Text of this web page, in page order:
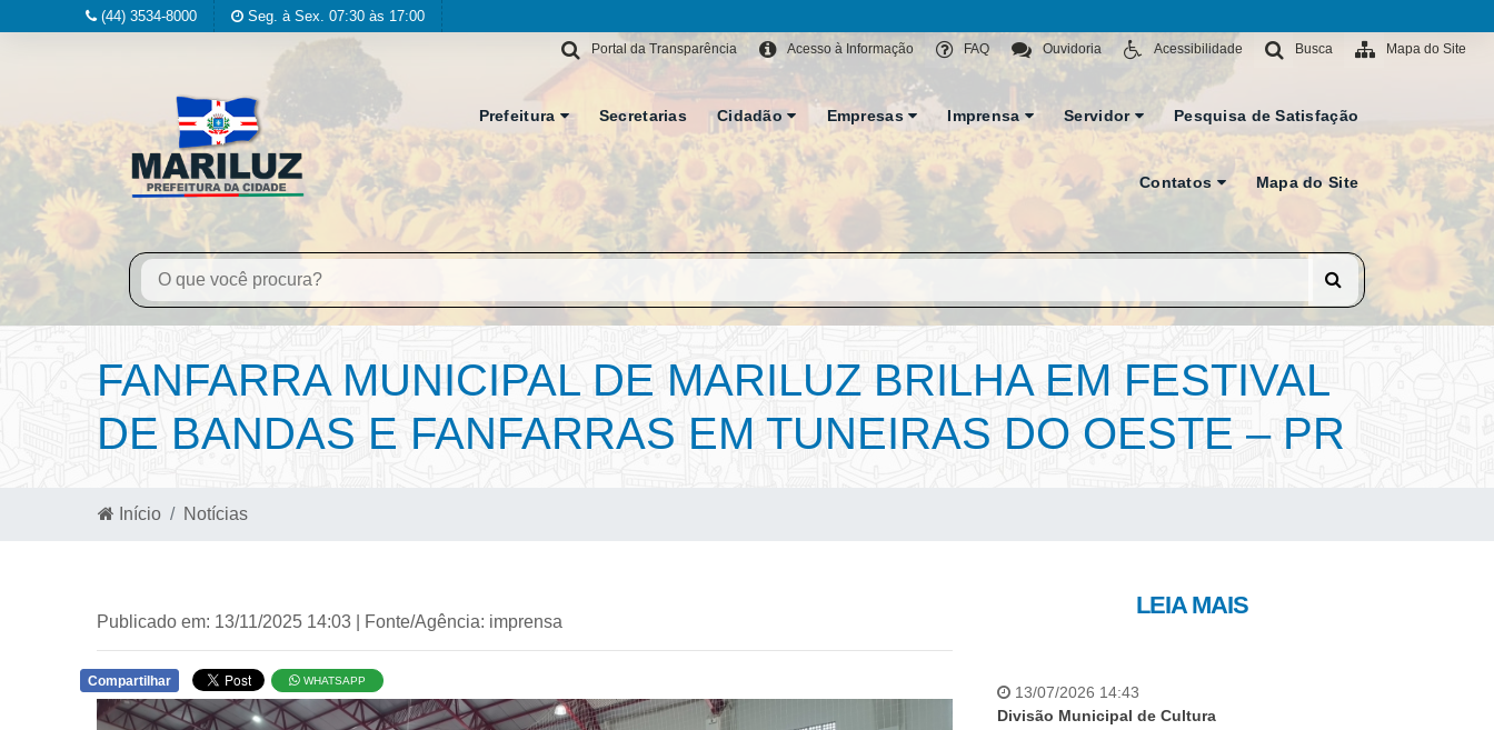
(44) 3534-8000 Seg. à Sex. 07:30 às 17:00
Mapa do Site
Busca
Acessibilidade
Ouvidoria
FAQ
Acesso à Informação
Portal da Transparência
Prefeitura Secretarias Cidadão Empresas Imprensa Servidor Pesquisa de Satisfação
Contatos Mapa do Site
FANFARRA MUNICIPAL DE MARILUZ BRILHA EM FESTIVAL
DE BANDAS E FANFARRAS EM TUNEIRAS DO OESTE – PR
Início Notícias
Publicado em: 13/11/2025 14:03 | Fonte/Agência: imprensa
Compartilhar WHATSAPP
LEIA MAIS
13/07/2026 14:43
Divisão Municipal de Cultura